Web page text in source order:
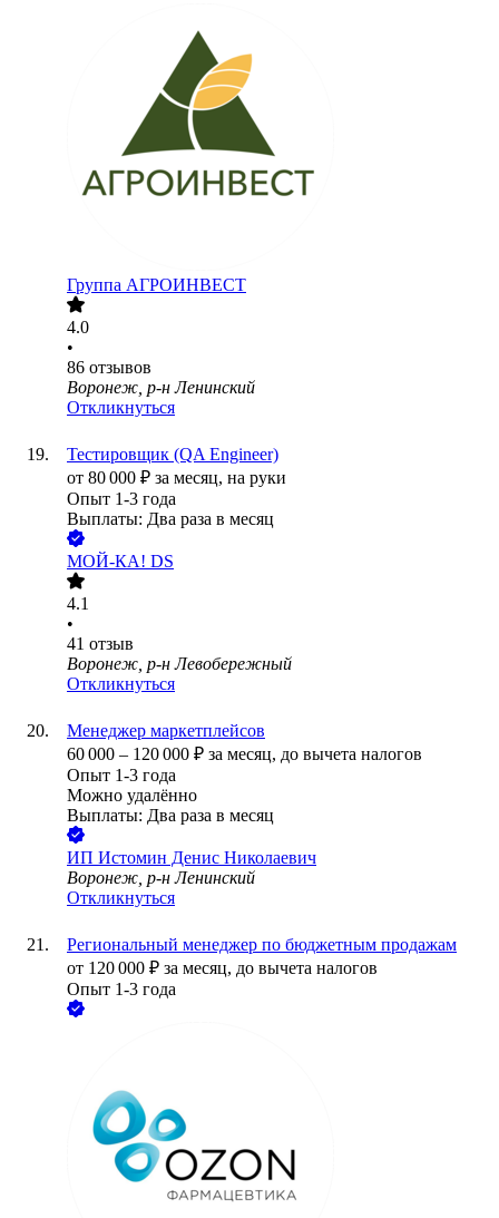
Группа АГРОИНВЕСТ
4.0
•
86 отзывов
Воронеж, р-н Ленинский
Откликнуться
Тестировщик (QA Engineer)
от 80 000 ₽ за месяц, на руки
Опыт 1-3 года
Выплаты: Два раза в месяц
МОЙ-КА! DS
4.1
•
41 отзыв
Воронеж, р-н Левобережный
Откликнуться
Менеджер маркетплейсов
60 000 – 120 000 ₽ за месяц, до вычета налогов
Опыт 1-3 года
Можно удалённо
Выплаты: Два раза в месяц
ИП Истомин Денис Николаевич
Воронеж, р-н Ленинский
Откликнуться
Региональный менеджер по бюджетным продажам
от 120 000 ₽ за месяц, до вычета налогов
Опыт 1-3 года